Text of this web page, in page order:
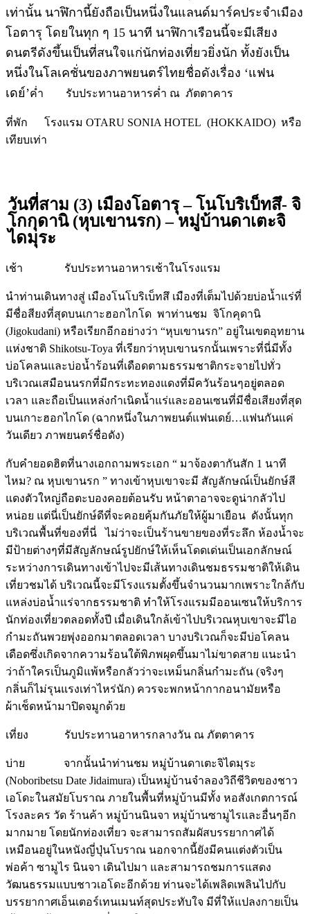
เท่านั้น นาฬิกานี้ยังถือเป็นหนึ่งในแลนด์มาร์คประจำเมือง
โอตารุ โดยในทุก ๆ 15 นาที นาฬิกาเรือนนี้จะมีเสียง
ดนตรีดังขึ้นเป็นที่สนใจแก่นักท่องเที่ยวยิ่งนัก ทั้งยังเป็น
หนึ่งในโลเคชั่นของภาพยนตร์ไทยชื่อดังเรื่อง ‘แฟน
เดย์’ค่ำ รับประทานอาหารค่ำ ณ ภัตตาคาร
ที่พัก โรงแรม OTARU SONIA HOTEL (HOKKAIDO) หรือ
เทียบเท่า
วันที่สาม (3) เมืองโอตารุ – โนโบริเบ็ทสึ- จิ
โกกุดานิ (หุบเขานรก) – หมู่บ้านดาเตะจิ
ไดมุระ
เช้า รับประทานอาหารเช้าในโรงแรม
นำท่านเดินทางสู่ เมืองโนโบริเบ็ทสึ เมืองที่เต็มไปด้วยบ่อน้ำแร่ที่
มีชื่อสียงที่สุดบนเกาะฮอกไกโด พาท่านชม จิโกคุดานิ
(Jigokudani) หรือเรียกอีกอย่างว่า “หุบเขานรก” อยู่ในเขตอุทยาน
แห่งชาติ Shikotsu-Toya ที่เรียกว่าหุบเขานรกนั้นเพราะที่นี่มีทั้ง
บ่อโคลนและบ่อน้ำร้อนที่เดือดตามธรรมชาติกระจายไปทั่ว
บริเวณเสมือนนรกที่มีกระทะทองแดงที่มีควันร้อนๆอยู่ตลอด
เวลา และถือเป็นแหล่งกำเนิดน้ำแร่และออนเซนที่มีชื่อเสียงที่สุด
บนเกาะฮอกไกโด (ฉากหนึ่งในภาพยนต์แฟนเดย์…แฟนกันแค่
วันเดียว ภาพยนตร์ชื่อดัง)
กับคำยอดฮิตที่นางเอกถามพระเอก “ มาจ้องตากันสัก 1 นาที
ไหม? ณ หุบเขานรก ” ทางเข้าหุบเขาจะมี สัญลักษณ์เป็นยักษ์สี
แดงตัวใหญ่ถือตะบองคอยต้อนรับ หน้าตาอาจจะดูน่ากลัวไป
หน่อย แต่นี่เป็นยักษ์ดีที่จะคอยคุ้มกันภัยให้ผู้มาเยือน ดังนั้นทุก
บริเวณพื้นที่ของที่นี่ ไม่ว่าจะเป็นร้านขายของที่ระลึก ห้องน้ำจะ
มีป้ายต่างๆที่มีสัญลักษณ์รูปยักษ์ให้เห็นโดดเด่นเป็นเอกลักษณ์
ระหว่างการเดินทางเข้าไปจะมีเส้นทางเดินชมธรรมชาติให้เดิน
เที่ยวชมได้ บริเวณนี้จะมีโรงแรมตั้งขึ้นจำนวนมากเพราะใกล้กับ
แหล่งบ่อน้ำแร่จากธรรมชาติ ทำให้โรงแรมมีออนเซนให้บริการ
นักท่องเที่ยวตลอดทั้งปี เมื่อเดินใกล้เข้าไปบริเวณหุบเขาจะมีไอ
กำมะถันพวยพุ่งออกมาตลอดเวลา บางบริเวณก็จะมีบ่อโคลน
เดือดซึ่งเกิดจากความร้อนใต้พิภพผุดขึ้นมาไม่ขาดสาย แนะนำ
ว่าถ้าใครเป็นภูมิแพ้หรือกลัวว่าจะเหม็นกลิ่นกำมะถัน (จริงๆ
กลิ่นก็ไม่รุนแรงเท่าไหร่นัก) ควรจะพกหน้ากากอนามัยหรือ
ผ้าเช็ดหน้ามาปิดจมูกด้วย
เที่ยง รับประทานอาหารกลางวัน ณ ภัตตาคาร
บ่าย จากนั้นนำท่านชม หมู่บ้านดาเตะจิไดมุระ
(Noboribetsu Date Jidaimura) เป็นหมู่บ้านจำลองวิถีชีวิตของชาว
เอโดะในสมัยโบราณ ภายในพื้นที่หมู่บ้านมีทั้ง หอสังเกตการณ์
โรงละคร วัด ร้านค้า หมู่บ้านนินจา หมู่บ้านซามูไรและอื่นๆอีก
มากมาย โดยนักท่องเที่ยว จะสามารถสัมผัสบรรยากาศได้
เหมือนอยู่ในหนังญี่ปุ่นโบราณ นอกจากนี้ยังมีคนแต่งตัวเป็น
พ่อค้า ซามูไร นินจา เดินไปมา และสามารถชมการแสดง
วัฒนธรรมแบบชาวเอโดะอีกด้วย ท่านจะได้เพลิดเพลินไปกับ
บรรยากาศเอ็นเตอร์เทนเมนท์สุดประทับใจ มีที่ให้แปลงกายเป็น